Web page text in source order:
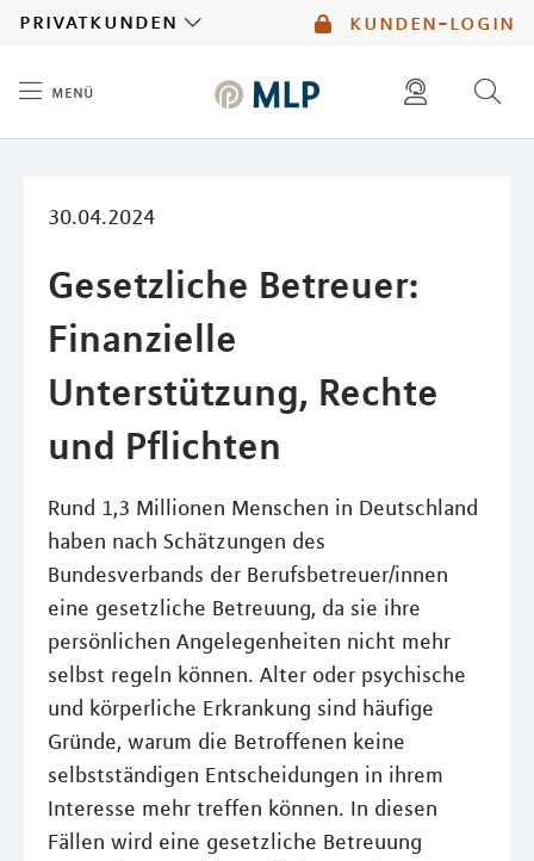
kunden-login
privatkunden
menü
30.04.2024
Gesetzliche Betreuer:
Finanzielle
Unterstützung, Rechte
und Pflichten
Rund 1,3 Millionen Menschen in Deutschland
haben nach Schätzungen des
Bundesverbands der Berufsbetreuer/innen
eine gesetzliche Betreuung, da sie ihre
persönlichen Angelegenheiten nicht mehr
selbst regeln können. Alter oder psychische
und körperliche Erkrankung sind häufige
Gründe, warum die Betroffenen keine
selbstständigen Entscheidungen in ihrem
Interesse mehr treffen können. In diesen
Fällen wird eine gesetzliche Betreuung